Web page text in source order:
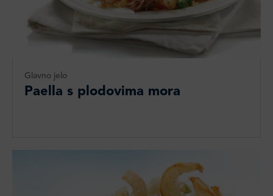
Glavno jelo
Paella s plodovima mora